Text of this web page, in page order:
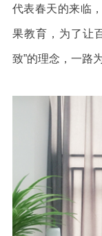
代表春天的来临
果教育，为了让
致”的理念，一路